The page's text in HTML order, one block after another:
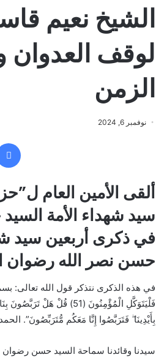
الشيخ نعيم
لوقف العدوان
الزمن
نوفمبر 6, 2024
ألقى الأمين العام
سيد شهداء الأمة
في ذكرى أربعين سيد
حسن نصر الله رضوان
في هذه الذكرى نتذكر قول الله تعالى:
فَلْيَتَوَكَّلِ الْمُؤْمِنُونَ
بِأَيْدِينَا ۖ فَتَرَبَّصُوا إِنَّا مَعَكُم مُّتَرَبِّصُونَ”.
سيدنا وقائدنا سماحة السيد حسن رضوان